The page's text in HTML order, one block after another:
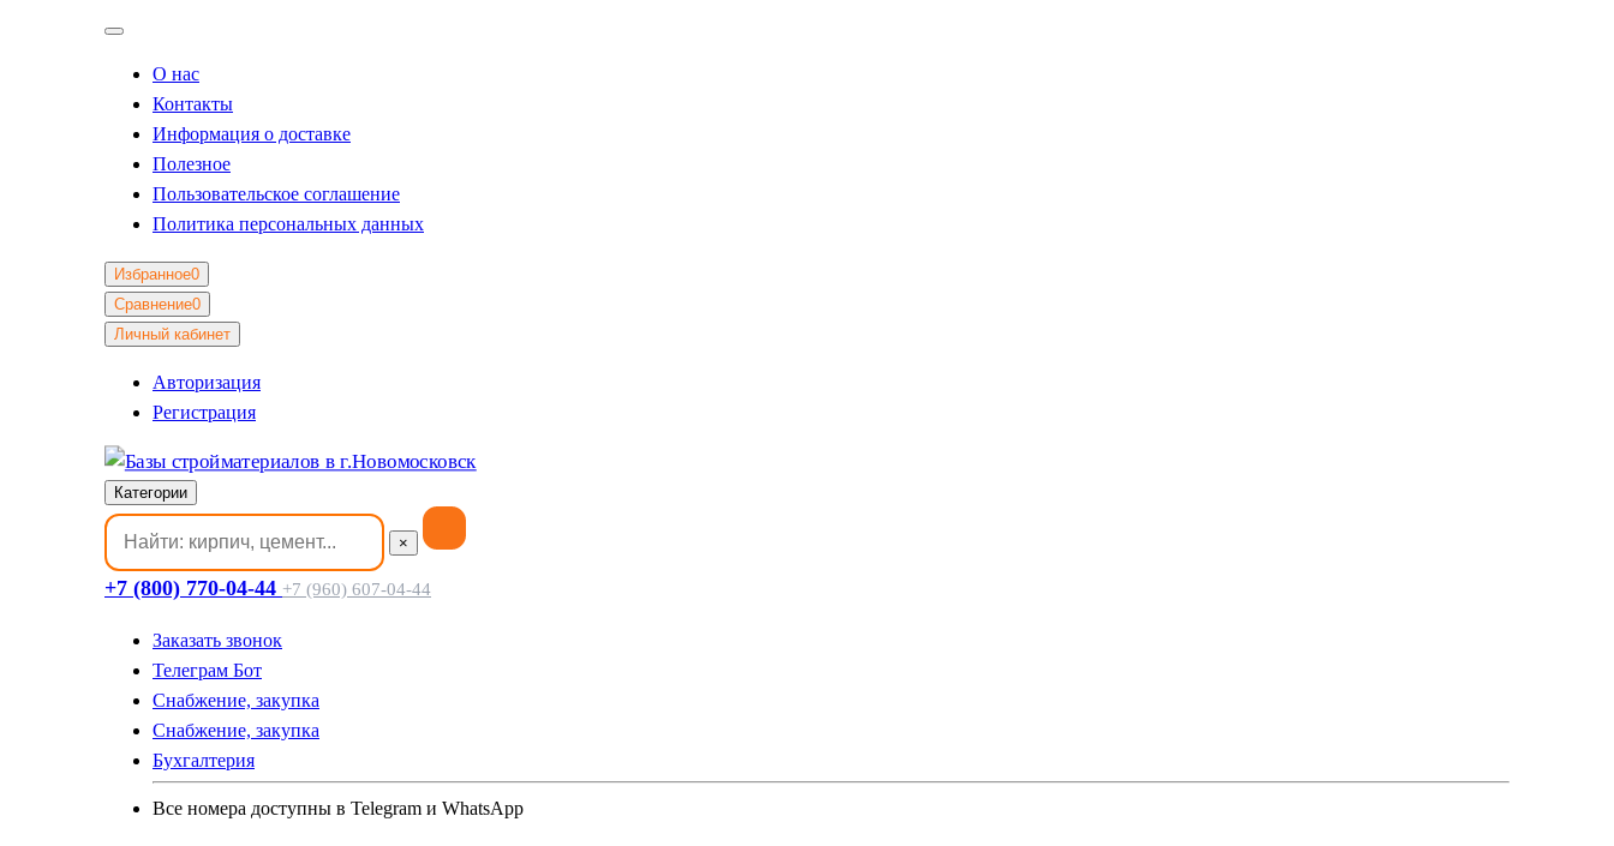
О нас
Контакты
Информация о доставке
Полезное
Пользовательское соглашение
Политика персональных данных
Избранное0
Сравнение0
Личный кабинет
Авторизация
Регистрация
Категории
×
+7 (800) 770-04-44 +7 (960) 607-04-44
Заказать звонок
Телеграм Бот
Cнабжение, закупка
Cнабжение, закупка
Бухгалтерия
Все номера доступны в Telegram и WhatsApp